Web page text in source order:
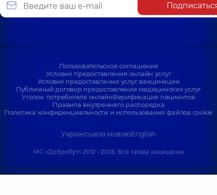
Пользовательское соглашение
Условия предоставления онлайн услуг
Условия предоставления услуг вакцинации
Публичный договор предоставления медицинских услуг
Уголок потребителя онлайнВерификация пациентов
Правила внутреннего распорядка
Политика конфиденциальности и использования файлов cookie
Українською мовоюEnglish
МС «Добробут» 2012 - 2026. Все права защищены